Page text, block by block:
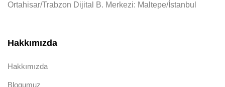
Ortahisar/Trabzon Dijital B. Merkezi: Maltepe/İstanbul
Hakkımızda
Hakkımızda
Blogumuz